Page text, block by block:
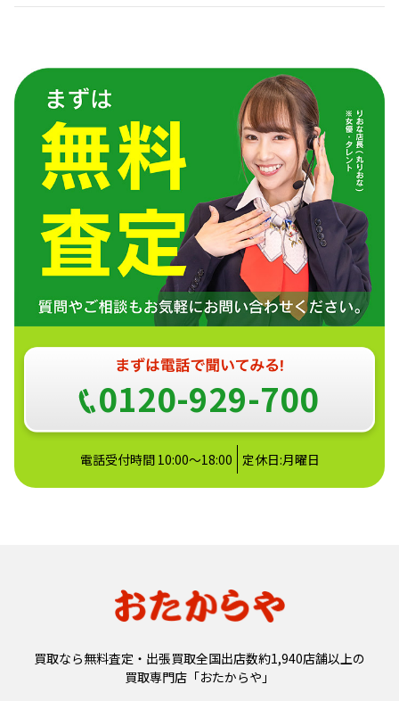
0120-929-700
電話受付時間 10:00〜18:00 定休日:月曜日
買取なら無料査定・出張買取全国出店数約1,940店舗以上の
買取専門店「おたからや」